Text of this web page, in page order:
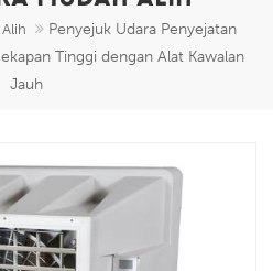
Penyejuk Udara Penyejatan
Tinggi dengan Alat Kawalan
Jauh